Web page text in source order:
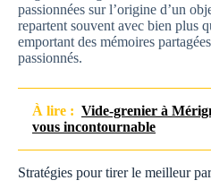
passionnées sur l’origine d’un
repartent souvent avec bien plus
emportant des mémoires
passionnés.
À lire : Vide-grenier à
vous incontournable
Stratégies pour tirer le meilleur